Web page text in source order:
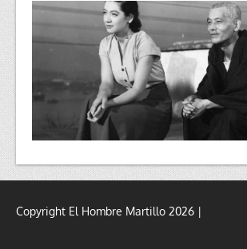
Copyright El Hombre Martillo 2026 |